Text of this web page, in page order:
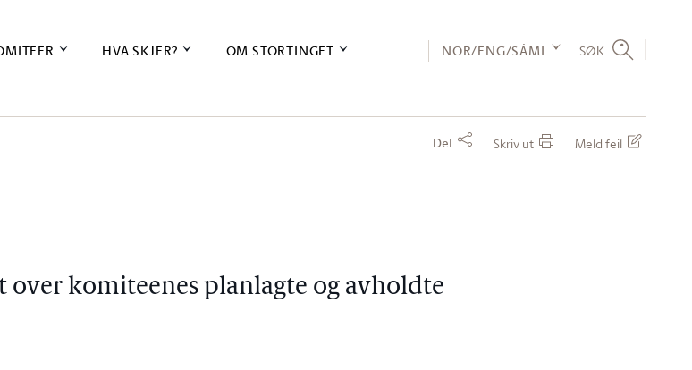
HVA SKJER? OM STORTINGET NOR/ENG/SÁMI SØK
Del Skriv ut Meld feil
komiteenes planlagte og avholdte